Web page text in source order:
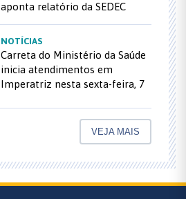
aponta relatório da SEDEC
NOTÍCIAS
Carreta do Ministério da Saúde
inicia atendimentos em
Imperatriz nesta sexta-feira, 7
VEJA MAIS